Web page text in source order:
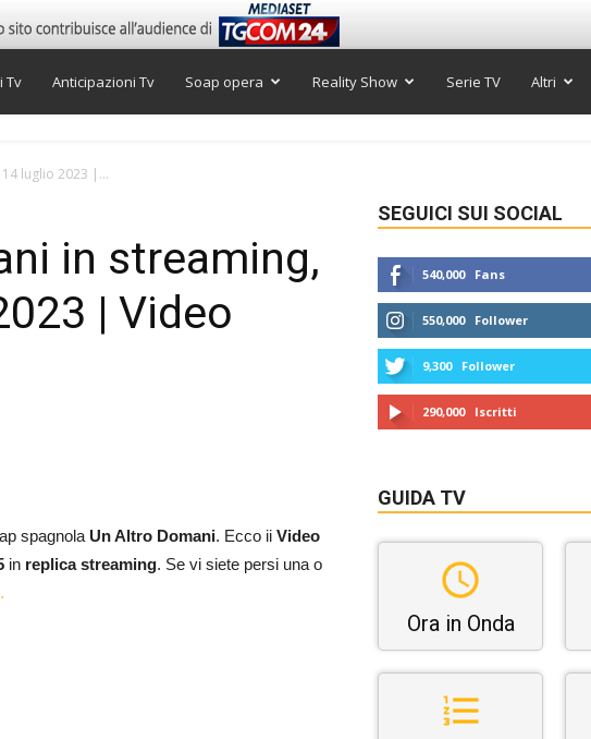
Tv Anticipazioni Tv Soap opera Reality Show Serie TV Altri
luglio 2023 |...
in streaming,
| Video
spagnola Un Altro Domani. Ecco ii Video
in replica streaming. Se vi siete persi una o
SEGUICI SUI SOCIAL
540,000 Fans
550,000 Follower
9,300 Follower
290,000 Iscritti
GUIDA TV
Ora in Onda